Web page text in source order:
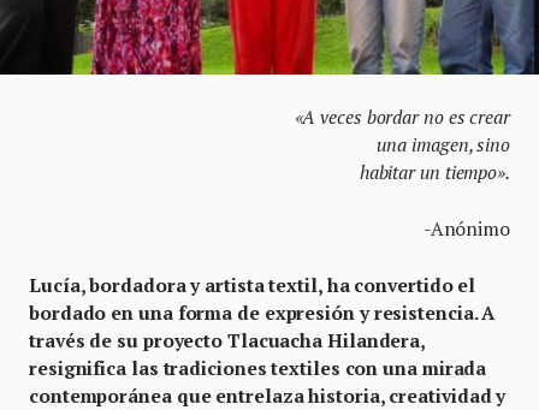
«A veces bordar no es crear
una imagen, sino
habitar un tiempo».
-Anónimo
Lucía, bordadora y artista textil, ha convertido el
bordado en una forma de expresión y resistencia. A
través de su proyecto Tlacuacha Hilandera,
resignifica las tradiciones textiles con una mirada
contemporánea que entrelaza historia, creatividad y